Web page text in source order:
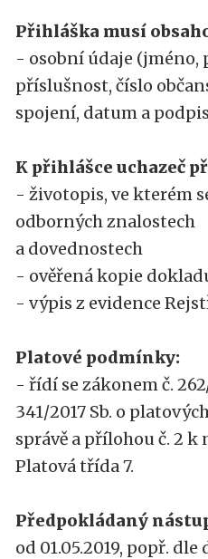
Přihláška musí
- osobní údaje
příslušnost, číslo
spojení, datum a
K přihlášce uchazeč
- životopis, ve kterém
odborných znalostech
a dovednostech
- ověřená kopie
- výpis z evidence
Platové podmínky:
- řídí se zákonem č.
341/2017 Sb. o
správě a přílohou č. 2 k
Platová třída 7.
Předpokládaný
od 01.05.2019, popř. dle